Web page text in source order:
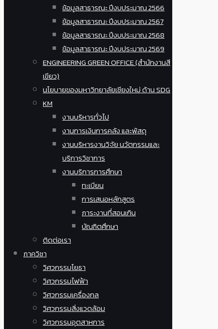
ข้อมูลสาธารณะ ปีงบประมาณ 2566
ข้อมูลสาธารณะ ปีงบประมาณ 2567
ข้อมูลสาธารณะ ปีงบประมาณ 2568
ข้อมูลสาธารณะ ปีงบประมาณ 2569
ENGINEERING GREEN OFFICE (สำนักงานสี
เขียว)
นโยบายของมหาวิทยาลัยเชียงใหม่ ด้าน SDG
KM
งานบริหารทั่วไป
งานการเงินการคลัง และพัสดุ
งานบริหารงานวิจัย นวัตกรรมและ
บริการวิชาการ
งานบริการการศึกษา
ทะเบียน
การเสนอหลักสูตร
ภาระงานที่สอนเกิน
บัณฑิตศึกษา
ติดต่อเรา
ภาควิชา
วิศวกรรมโยธา
วิศวกรรมไฟฟ้า
วิศวกรรมเครื่องกล
วิศวกรรมสิ่งแวดล้อม
วิศวกรรมอุตสาหการ